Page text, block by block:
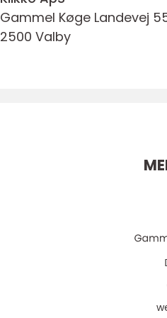
Gammel Køge Landevej
2500 Valby